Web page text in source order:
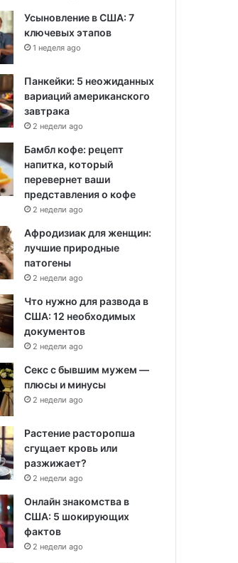
Усыновление в США: 7
ключевых этапов
1 неделя ago
Панкейки: 5 неожиданных
вариаций американского
завтрака
2 недели ago
Бамбл кофе: рецепт
напитка, который
перевернет ваши
представления о кофе
2 недели ago
Афродизиак для женщин:
лучшие природные
патогены
2 недели ago
Что нужно для развода в
США: 12 необходимых
документов
2 недели ago
Секс с бывшим мужем —
плюсы и минусы
2 недели ago
Растение расторопша
сгущает кровь или
разжижает?
2 недели ago
Онлайн знакомства в
США: 5 шокирующих
фактов
2 недели ago